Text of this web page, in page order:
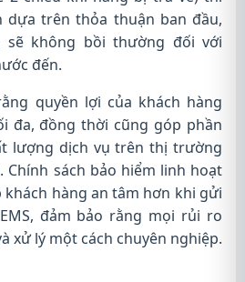
dựa trên thỏa thuận ban đầu,
sẽ không bồi thường đối với
đến.
quyền lợi của khách hàng
đa, đồng thời cũng góp phần
lượng dịch vụ trên thị trường
Chính sách bảo hiểm linh hoạt
khách hàng an tâm hơn khi gửi
đảm bảo rằng mọi rủi ro
xử lý một cách chuyên nghiệp.